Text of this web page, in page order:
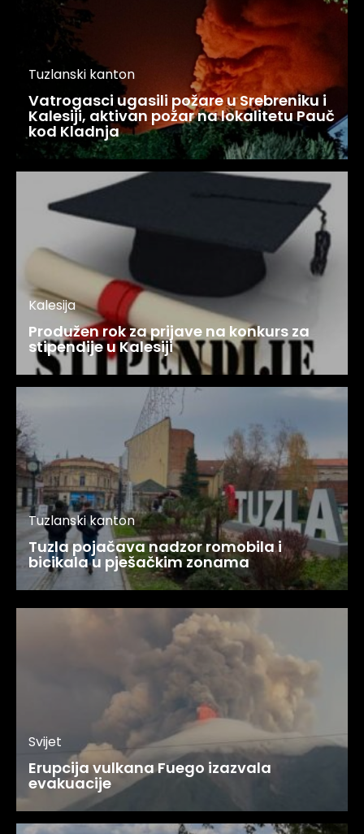
Tuzlanski kanton
Vatrogasci ugasili požare u Srebreniku i
Kalesiji, aktivan požar na lokalitetu Pauč
kod Kladnja
Kalesija
Produžen rok za prijave na konkurs za
stipendije u Kalesiji
Tuzlanski kanton
Tuzla pojačava nadzor romobila i
bicikala u pješačkim zonama
Svijet
Erupcija vulkana Fuego izazvala
evakuacije